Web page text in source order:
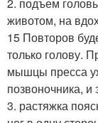
животом, на
15 Повторов
только голову.
мышцы пресса
позвоночника, и
3. растяжка